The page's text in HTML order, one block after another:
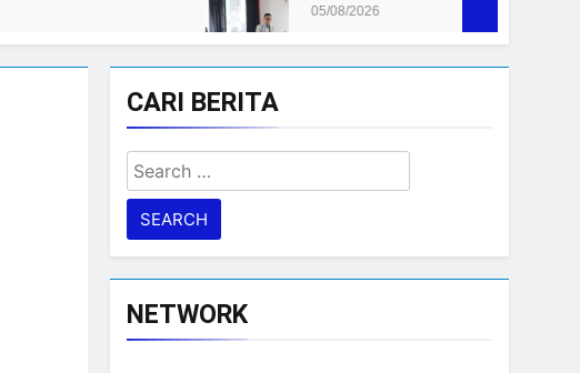
05/08/2026
CARI BERITA
Search
for:
NETWORK